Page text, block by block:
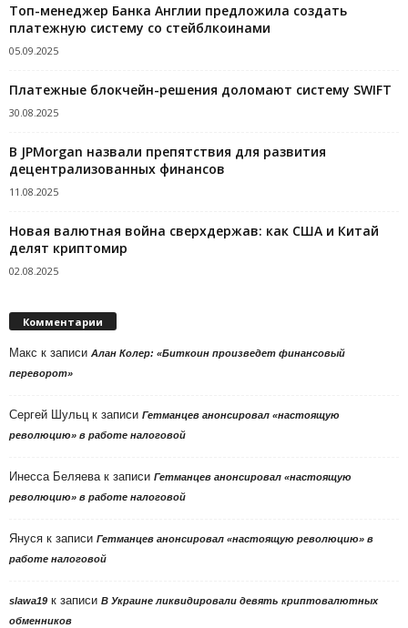
Топ-менеджер Банка Англии предложила создать
платежную систему со стейблкоинами
05.09.2025
Платежные блокчейн-решения доломают систему SWIFT
30.08.2025
В JPMorgan назвали препятствия для развития
децентрализованных финансов
11.08.2025
Новая валютная война сверхдержав: как США и Китай
делят криптомир
02.08.2025
Комментарии
Макс к записи Алан Колер: «Биткоин произведет финансовый
переворот»
Сергей Шульцк записи Гетманцев анонсировал «настоящую
революцию» в работе налоговой
Инесса Беляевак записи Гетманцев анонсировал «настоящую
революцию» в работе налоговой
Януся к записи Гетманцев анонсировал «настоящую революцию» в
работе налоговой
slawa19 к записи В Украине ликвидировали девять криптовалютных
обменников